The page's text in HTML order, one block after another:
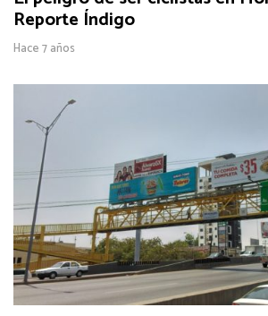
Reporte Índigo
Hace 7 años